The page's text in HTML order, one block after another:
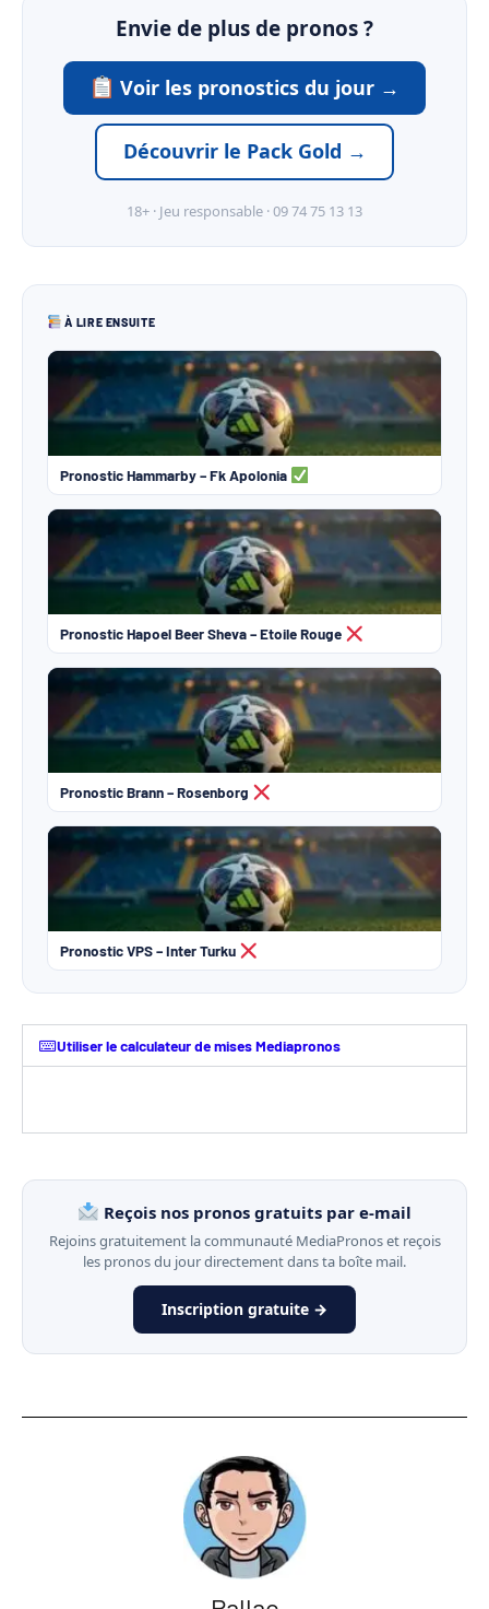
Envie de plus de pronos ?
Voir les pronostics du jour →
Découvrir le Pack Gold →
18+ · Jeu responsable · 09 74 75 13 13
À LIRE ENSUITE
Pronostic Hammarby – Fk Apolonia
Pronostic Hapoel Beer Sheva – Etoile Rouge
Pronostic Brann – Rosenborg
Pronostic VPS – Inter Turku
Utiliser le calculateur de mises Mediapronos
Reçois nos pronos gratuits par e-mail
Rejoins gratuitement la communauté MediaPronos et reçois
les pronos du jour directement dans ta boîte mail.
Inscription gratuite →